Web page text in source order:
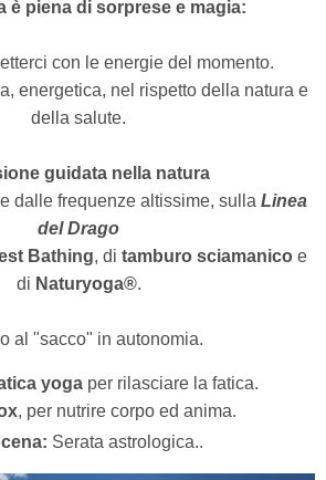
è piena di sorprese e magia:
con le energie del momento.
energetica, nel rispetto della natura e
della salute.
guidata nella natura
dalle frequenze altissime, sulla Linea
del Drago
Bathing, di tamburo sciamanico e
di Naturyoga®.
al "sacco" in autonomia.
yogaper rilasciare la fatica.
, per nutrire corpo ed anima.
Serata astrologica..